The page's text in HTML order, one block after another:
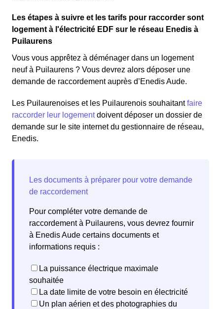
Les étapes à suivre et les tarifs pour raccorder sont
logement à l'électricité EDF sur le réseau Enedis à
Puilaurens
Vous vous apprêtez à déménager dans un logement
neuf à Puilaurens ? Vous devrez alors déposer une
demande de raccordement auprès d’Enedis Aude.
Les Puilaurenoises et les Puilaurenois souhaitantfaire
raccorder leur logementdoivent déposer un dossier de
demande sur le site internet du gestionnaire de réseau,
Enedis.
Pour compléter votre demande de
raccordement à Puilaurens, vous devrez fournir
à Enedis Aude certains documents et
informations requis :
La puissance électrique maximale
souhaitée
La date limite de votre besoin en électricité
Un plan aérien et des photographies du